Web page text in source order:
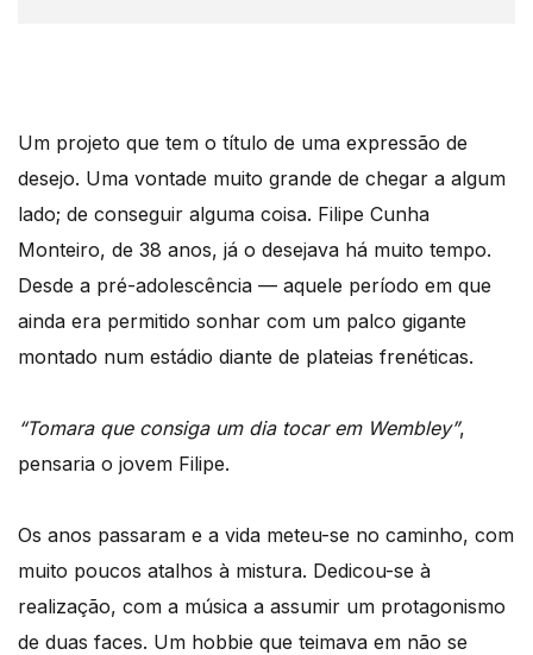
Um projeto que tem o título de uma expressão de
desejo. Uma vontade muito grande de chegar a algum
lado; de conseguir alguma coisa. Filipe Cunha
Monteiro, de 38 anos, já o desejava há muito tempo.
Desde a pré-adolescência — aquele período em que
ainda era permitido sonhar com um palco gigante
montado num estádio diante de plateias frenéticas.
“Tomara que consiga um dia tocar em Wembley”,
pensaria o jovem Filipe.
Os anos passaram e a vida meteu-se no caminho, com
muito poucos atalhos à mistura. Dedicou-se à
realização, com a música a assumir um protagonismo
de duas faces. Um hobbie que teimava em não se